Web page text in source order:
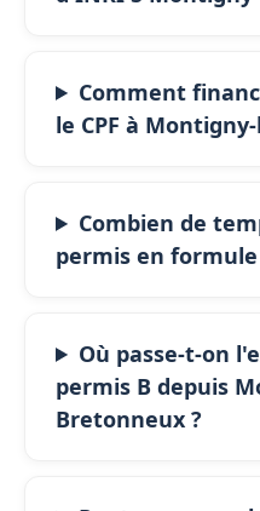
Comment
le CPF à
Combien de
permis en formule
Où passe-t-on
permis B depuis
Bretonneux ?